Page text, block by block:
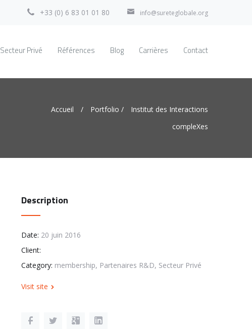
+33 (0) 6 83 01 01 80 info@sureteglobale.org
Secteur Privé Références Blog Carrières Contact
Accueil / Portfolio/ Institut des Interactions
compleXes
Description
Date: 20 juin 2016
Client:
Category: membership, Partenaires R&D, Secteur Privé
Visit site